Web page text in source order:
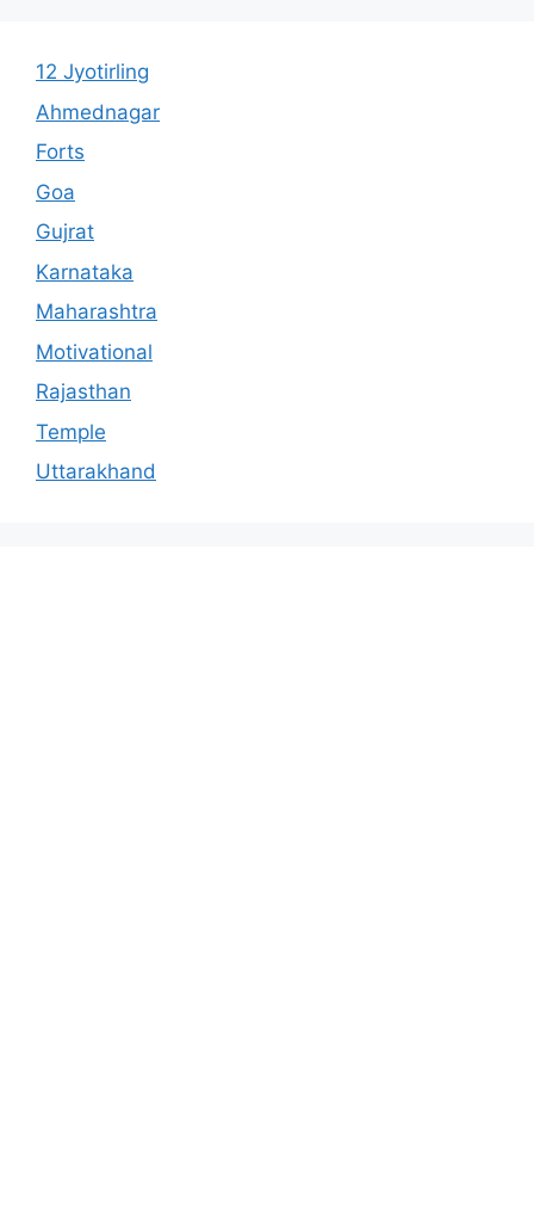
12 Jyotirling
Ahmednagar
Forts
Goa
Gujrat
Karnataka
Maharashtra
Motivational
Rajasthan
Temple
Uttarakhand